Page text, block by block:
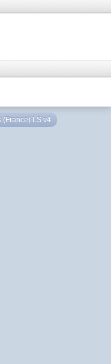
(France) LS v4